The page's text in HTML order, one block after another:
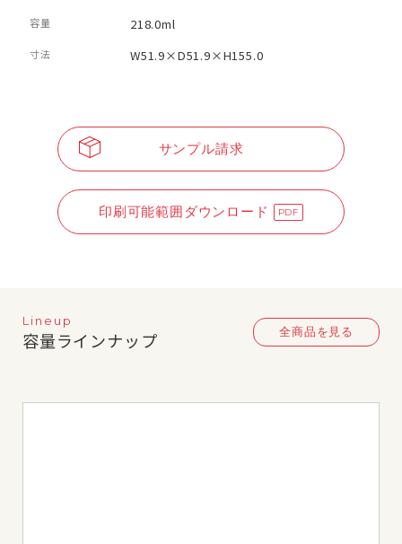
容量 218.0ml
寸法 W51.9×D51.9×H155.0
サンプル請求
印刷可能範囲ダウンロード
Lineup
容量ラインナップ 全商品を見る